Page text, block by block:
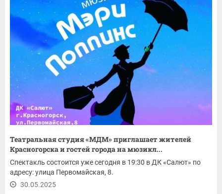
Театральная студия «МДМ» приглашает жителей
Красногорска и гостей города на мюзикл...
Спектакль состоится уже сегодня в 19:30 в ДК «Салют» по
адресу: улица Первомайская, 8.
30.05.2025